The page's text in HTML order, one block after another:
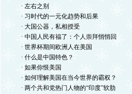
· 左右之别
· 习时代的一元化趋势和后果
· 大国公器，私相授受
· 中国人民有福了：个人崇拜悄悄回
· 世界杯期间欧洲人在美国
· 什么是中国特色？
· 如果你恨美国
· 如何理解美国在当今世界的霸权？
· 两个共和党热门人物的“印度”软肋